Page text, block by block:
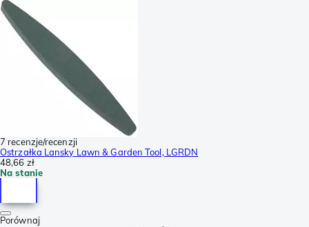
7 recenzje/recenzji
Ostrzałka Lansky Lawn & Garden Tool, LGRDN
48,66 zł
Na stanie
Porównaj